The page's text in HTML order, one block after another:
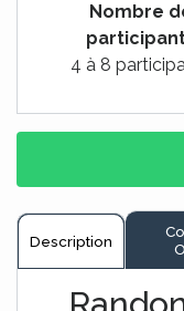
Nombre
4 à 8
Description